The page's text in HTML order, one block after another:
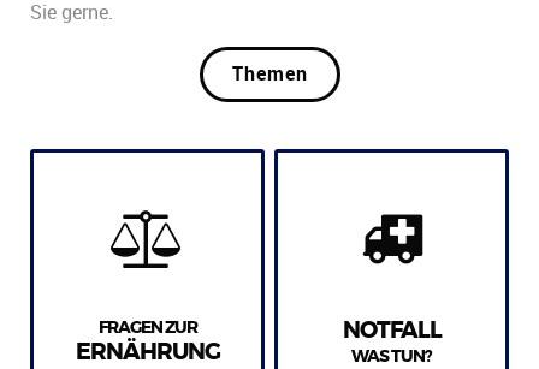
Sie gerne.
Themen
FRAGEN ZUR
ERNÄHRUNG
NOTFALL
WAS TUN?